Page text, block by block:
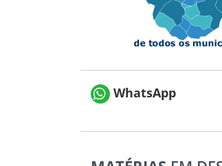
WhatsApp